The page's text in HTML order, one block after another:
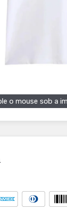
o mouse sob a